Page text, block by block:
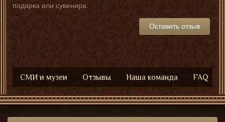
подарка или сувенира.
Оставить отзыв
СМИ и музеи Отзывы Наша команда FAQ